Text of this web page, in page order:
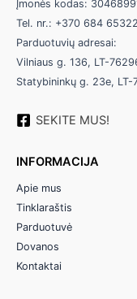
Įmonės kodas:
Tel. nr.: +370 684
Parduotuvių adresai:
Vilniaus g. 136, LT-
Statybininkų g. 23e, LT-
SEKITE MUS!
INFORMACIJA
Apie mus
Tinklaraštis
Parduotuvė
Dovanos
Kontaktai